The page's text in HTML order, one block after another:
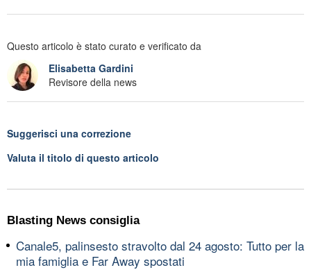
Questo articolo è stato curato e verificato da
Elisabetta Gardini
Revisore della news
Suggerisci una correzione
Valuta il titolo di questo articolo
Blasting News consiglia
Canale5, palinsesto stravolto dal 24 agosto: Tutto per la
mia famiglia e Far Away spostati